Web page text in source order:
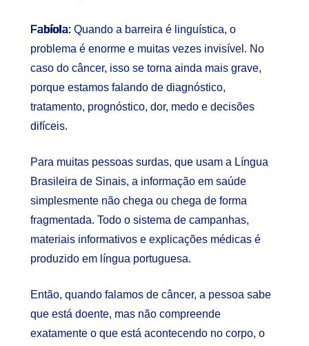
Fabíola: Quando a barreira é linguística, o
problema é enorme e muitas vezes invisível. No
caso do câncer, isso se torna ainda mais grave,
porque estamos falando de diagnóstico,
tratamento, prognóstico, dor, medo e decisões
difíceis.
Para muitas pessoas surdas, que usam a Língua
Brasileira de Sinais, a informação em saúde
simplesmente não chega ou chega de forma
fragmentada. Todo o sistema de campanhas,
materiais informativos e explicações médicas é
produzido em língua portuguesa.
Então, quando falamos de câncer, a pessoa sabe
que está doente, mas não compreende
exatamente o que está acontecendo no corpo, o